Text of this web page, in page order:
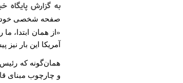
به گزارش پایگاه
صفحه شخصی خود
«از همان ابتدا،
آمریکا این بار
و چارچوب مبنای